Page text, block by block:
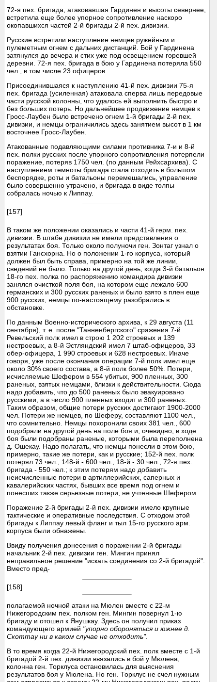
72-я пех. бригада, атаковавшая Гардинен и высоты севернее,
встретила еще более упорное сопротивление наскоро
окопавшихся частей 2-й бригады 2-й пех. дивизии.
Русские встретили наступление немцев ружейным и
пулеметным огнем с дальних дистанций. Бой у Гардинена
затянулся до вечера и стих уже под освещением горевшей
деревни. 72-я пех. бригада в бою у Гардинена потеряла 550
чел., в том числе 23 офицеров.
Присоединившаяся к наступлению 41-й пех. дивизии 75-я
пех. бригада (усиленная) атаковала сперва лишь передовые
части русской колонны, что удалось ей выполнить быстро и
без больших потерь. Но дальнейшее продвижение немцев к
Гросс-Лаубен было встречено огнем 1-й бригады 2-й пех.
дивизии, и немцы ограничились здесь занятием высот в 1 км
восточнее Гросс-Лаубен.
Атакованные подавляющими силами противника 7-и и 8-й
пех. полки русских после упорного сопротивления потерпели
поражение, потеряв 1750 чел. (по данным Рейхсархива). С
наступлением темноты бригада стала отходить в большом
беспорядке, роты и батальоны перемешались, управление
было совершенно утрачено, и бригада в виде толпы
собралась ночью к Липпау.
[157]
В таком же положении оказались и части 41-й герм. пех.
дивизии. В штабе дивизии не имели представления о
результатах боя. Только около полуночи ген. Зонтаг узнал о
взятии Гансхорна. Но о положении 1-го корпуса, который
должен был быть справа, примерно на той же линии,
сведений не было. Только на другой день, когда 3-й батальон
18-го пех. полка по распоряжению командира дивизии
занялся очисткой поля боя, на котором еще лежало 600
германских и 300 русских раненых и было взято в плен еще
900 русских, немцы по-настоящему разобрались в
обстановке.
По данным Военно-исторического архива, к 29 августа (11
сентября), т. е. после "Танненбергского" сражения 7-й
Ревельский полк имел в строю 1 202 строевых и 139
нестроевых, а 8-й Эстляндский имел 7 штаб-офицеров, 33
обер-офицера, 1 990 строевых и 628 нестроевых. Иначе
говоря, уже после окончания операции 7-й полк имел еще
около 30% своего состава, а 8-й полк более 50%. Потери,
исчисляемые Шефером в 554 убитых, 900 пленных, 300
раненых, взятых немцами, близки к действительности. Сюда
надо добавить, что до 500 раненых было эвакуировано
русскими, а в число 900 пленных входит и 300 раненых.
Таким образом, общие потери русских достигают 1900-2000
чел. Потери же немцев, по Шеферу, составляют 1100 чел.,
что сомнительно. Немцы похоронили своих 381 чел., 600
подобрали на другой день на поле боя и, очевидно, в ходе
боя были подобраны раненые, которыми была переполнена
д. Ошекау. Надо полагать, что немцы понесли в этом бою,
примерно, такие же потери, как и русские; 152-й пех. полк
потерял 73 чел., 148-й - 600 чел., 18-й - 30 чел., 72-я пех.
бригада - 550 чел.; к этим потерям надо добавить
неисчисленные потери в артиллерийских, саперных и
кавалерийских частях, бывших все время под огнем и
понесших также серьезные потери, не учтенные Шефером.
Поражение 2-й бригады 2-й пех. дивизии имело крупные
тактические и оперативные последствия. С отходом этой
бригады к Липпау левый фланг и тыл 15-го русского арм.
корпуса были обнажены.
Ввиду получения донесения о поражении 2-й бригады
начальник 2-й пех. дивизии ген. Мингин принял
неправильное решение "искать соединения со 2-й бригадой".
Вместо пред-
[158]
полагаемой ночной атаки на Мюлен вместе с 22-м
Нижегородским пех. полком ген. Мингин повернул 1-ю
бригаду и отошел к Янушкау. Здесь он получил приказ
командующего армией "упорно обороняться и южнее д.
Скоттау ни в каком случае не отходить".
В то время когда 22-й Нижегородский пех. полк вместе с 1-й
бригадой 2-й пех. дивизии ввязались в бой у Мюлена,
колонна ген. Торклуса остановилась для выяснения
результатов боя у Мюлена. Но ген. Торклус не счел нужным